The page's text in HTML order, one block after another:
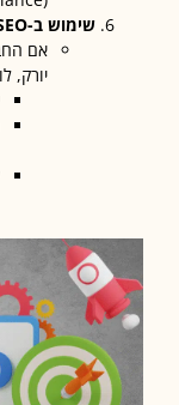
שימוש ב -Local SEO
אם החברה פונה
יורק, לוס
יצירת
שימוש